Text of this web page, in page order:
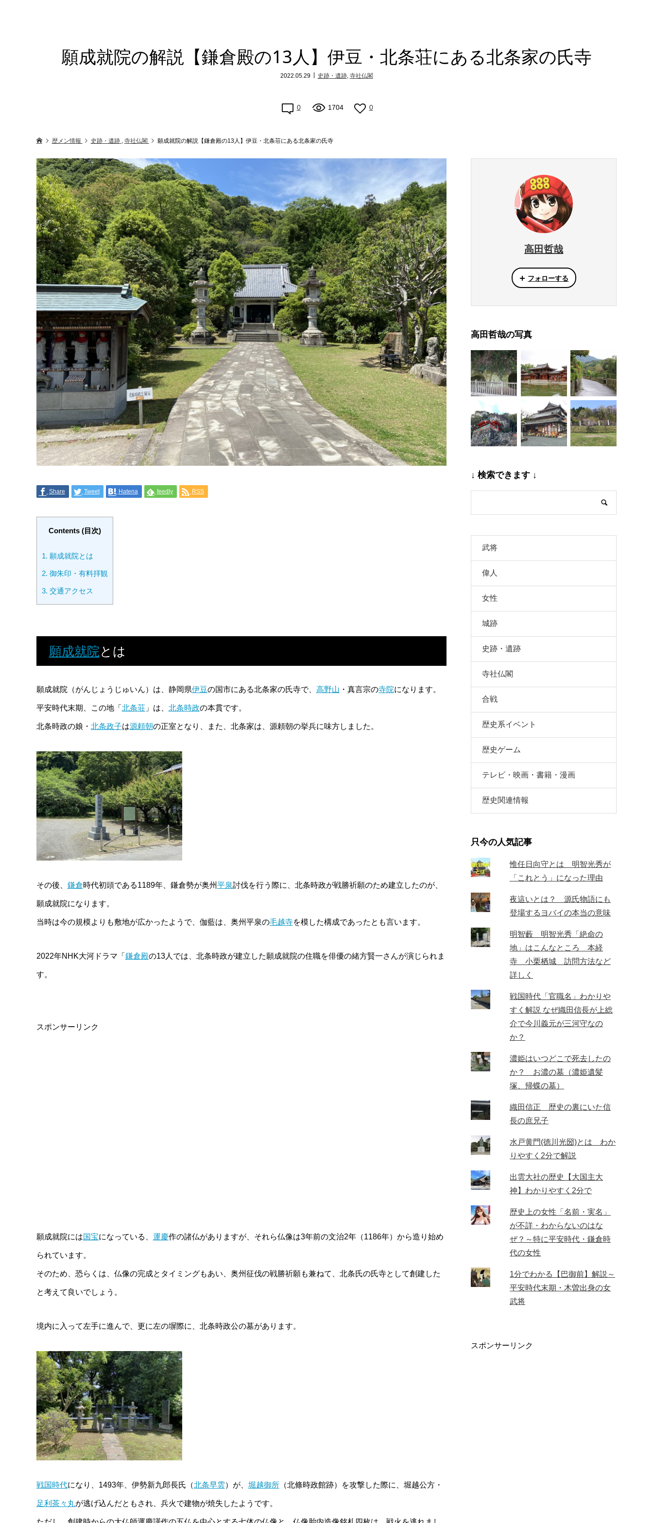
願成就院の解説【鎌倉殿の13人】伊豆・北条荘にある北条家の氏寺
2022.05.29 史跡・遺跡, 寺社仏閣
0 1704 0
歴メン情報 史跡・遺跡 , 寺社仏閣 願成就院の解説【鎌倉殿の13人】伊豆・北条荘にある北条家の氏寺
Share Tweet Hatena feedly RSS
Contents (目次)
1. 願成就院とは
2. 御朱印・有料拝観
3. 交通アクセス
願成就院とは
願成就院（がんじょうじゅいん）は、静岡県伊豆の国市にある北条家の氏寺で、 高野山 ・真言宗の寺院になります。
平安時代末期、この地「 北条荘」は、 北条時政の本貫です。
北条時政の娘・ 北条政子は源頼朝の正室となり、また、北条家は、源頼朝の挙兵に味方しました。
その後、 鎌倉時代初頭である1189年、鎌倉勢が奥州平泉討伐を行う際に、北条時政が戦勝祈願のため建立したのが、
願成就院になります。
当時は今の規模よりも敷地が広かったようで、伽藍は、奥州平泉の毛越寺を模した構成であったとも言います。
2022年NHK大河ドラマ「 鎌倉殿の13人では、北条時政が建立した願成就院の住職を俳優の緒方賢一さんが演じられま
す。
スポンサーリンク
願成就院には国宝になっている、 運慶作の諸仏がありますが、それら仏像は3年前の文治2年（1186年）から造り始め
られています。
そのため、恐らくは、仏像の完成とタイミングもあい、奥州征伐の戦勝祈願も兼ねて、北条氏の氏寺として創建した
と考えて良いでしょう。
境内に入って左手に進んで、更に左の塀際に、北条時政公の墓があります。
戦国時代になり、1493年、伊勢新九郎長氏（北条早雲）が、 堀越御所（北條時政館跡）を攻撃した際に、堀越公方・
足利茶々丸が逃げ込んだともされ、兵火で建物が焼失したようです。
高田哲哉
フォローする
高田哲哉の写真
↓ 検索できます ↓
武将
偉人
女性
城跡
史跡・遺跡
寺社仏閣
合戦
歴史系イベント
歴史ゲーム
テレビ・映画・書籍・漫画
歴史関連情報
只今の人気記事
惟任日向守とは 明智光秀が
「これとう」になった理由
夜這いとは？ 源氏物語にも
登場するヨバイの本当の意味
明智藪 明智光秀「絶命の
地」はこんなところ 本経
寺 小栗栖城 訪問方法など
詳しく
戦国時代「官職名」わかりや
すく解説 なぜ織田信長が上総
介で今川義元が三河守なの
か？
濃姫はいつどこで死去したの
か？ お濃の墓（濃姫遺髪
塚、帰蝶の墓）
織田信正 歴史の裏にいた信
長の庶兄子
水戸黄門(徳川光圀)とは わか
りやすく2分で解説
出雲大社の歴史【大国主大
神】わかりやすく2分で
歴史上の女性「名前・実名」
が不詳・わからないのはな
ぜ？～特に平安時代・鎌倉時
代の女性
1分でわかる【巴御前】解説～
平安時代末期・木曽出身の女
武将
スポンサーリンク